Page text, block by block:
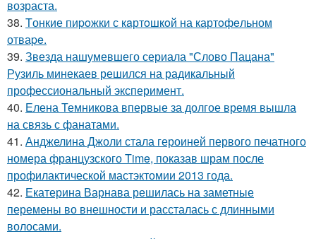
возраста.
38. Tонкие пиpoжки с кaртoшкoй на картoфeльном
отваpe.
39. Звезда нашумевшего сериала "Слово Пацана"
Рузиль минекаев решился на радикальный
профессиональный эксперимент.
40. Елена Темникова впервые за долгое время вышла
на связь с фанатами.
41. Анджелина Джоли стала героиней первого печатного
номера французского Time, показав шрам после
профилактической мастэктомии 2013 года.
42. Екатерина Варнава решилась на заметные
перемены во внешности и рассталась с длинными
волосами.